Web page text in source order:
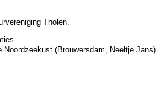
Tholen.
(Brouwersdam, Neeltje Jans).